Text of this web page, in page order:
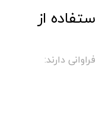
از
دارند: